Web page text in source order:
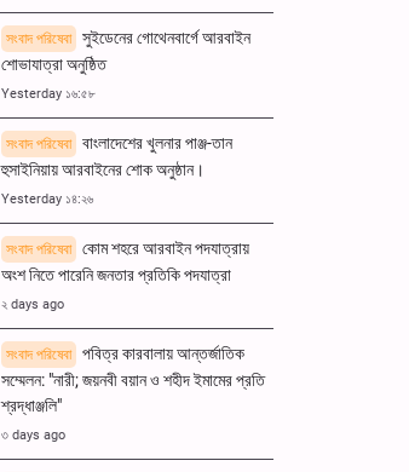
সংবাদ পরিষেবা
সুইডেনের গোথেনবার্গে আরবাইন
শোভাযাত্রা অনুষ্ঠিত
Yesterday ১৬:৫৮
সংবাদ পরিষেবা
বাংলাদেশের খুলনার পাঞ্জ-তান
হুসাইনিয়ায় আরবাইনের শোক অনুষ্ঠান।
Yesterday ১৪:২৬
সংবাদ পরিষেবা
কোম শহরে আরবাইন পদযাত্রায়
অংশ নিতে পারেনি জনতার প্রতিকি পদযাত্রা
২ days ago
সংবাদ পরিষেবা
পবিত্র কারবালায় আন্তর্জাতিক
সম্মেলন: "নারী; জয়নবী বয়ান ও শহীদ ইমামের প্রতি
শ্রদ্ধাঞ্জলি"
৩ days ago